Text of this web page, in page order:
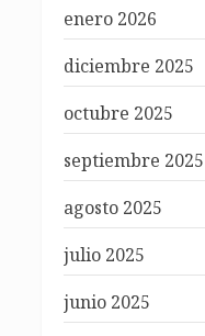
enero 2026
diciembre 2025
octubre 2025
septiembre 2025
agosto 2025
julio 2025
junio 2025